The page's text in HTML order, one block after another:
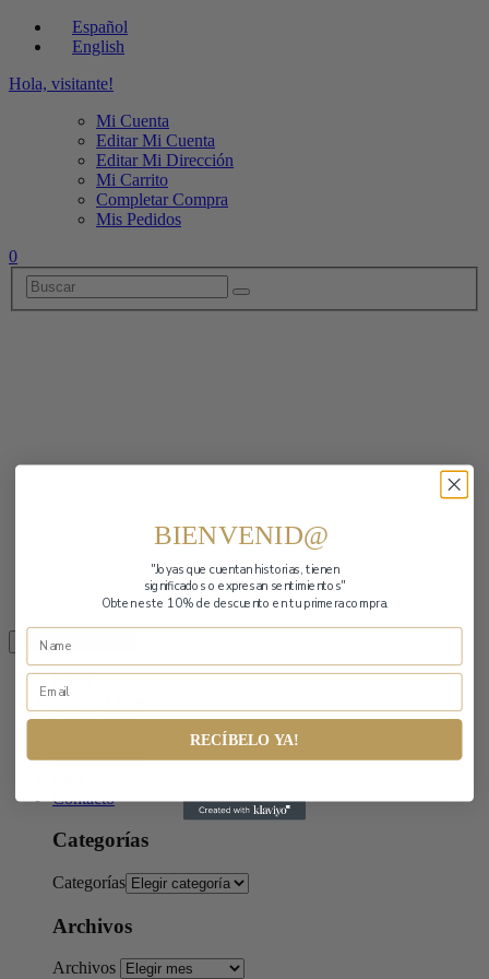
Español
English
Hola, visitante!
Mi Cuenta
Editar Mi Cuenta
Editar Mi Dirección
Mi Carrito
Completar Compra
Mis Pedidos
0
Toggle navigation
Inicio
Sharon Loew
Colecciones
Encuéntranos
Contacto
Categorías
Categorías
Archivos
Archivos
BIENVENID@
"Joyas que cuentan historias,tienen
significados o expresan sentimientos"
Obten este 10% de descuento en tu primera compra.
RECÍBELO YA!